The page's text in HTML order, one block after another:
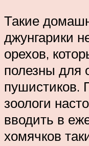
Такие
джунгарики
орехов,
полезны для
пушистиков.
зоологи
вводить в
хомячков